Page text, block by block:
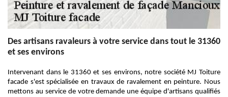
Des artisans ravaleurs à votre service dans tout le 31360
et ses environs
Intervenant dans le 31360 et ses environs, notre société MJ Toiture
facade s'est spécialisée en travaux de ravalement en peinture. Nous
mettons au service de votre demande une équipe d'artisans qualifiés